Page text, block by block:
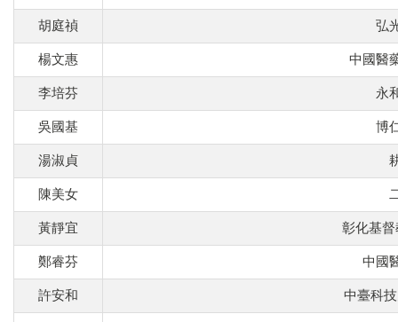
胡庭禎 弘
楊文惠 中國醫
李培芬 永
吳國基 博
湯淑貞
陳美女
黃靜宜 彰化基
鄭睿芬 中國
許安和 中臺科